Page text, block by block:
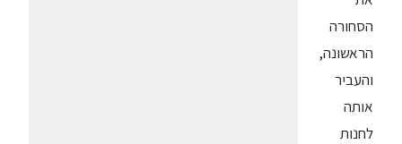
הסחורה
הראשונה,
והעביר
אותה
לחנות